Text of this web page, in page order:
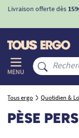
Livraison offerte dès
MENU
Tous ergo Quotidien &
PÈSE